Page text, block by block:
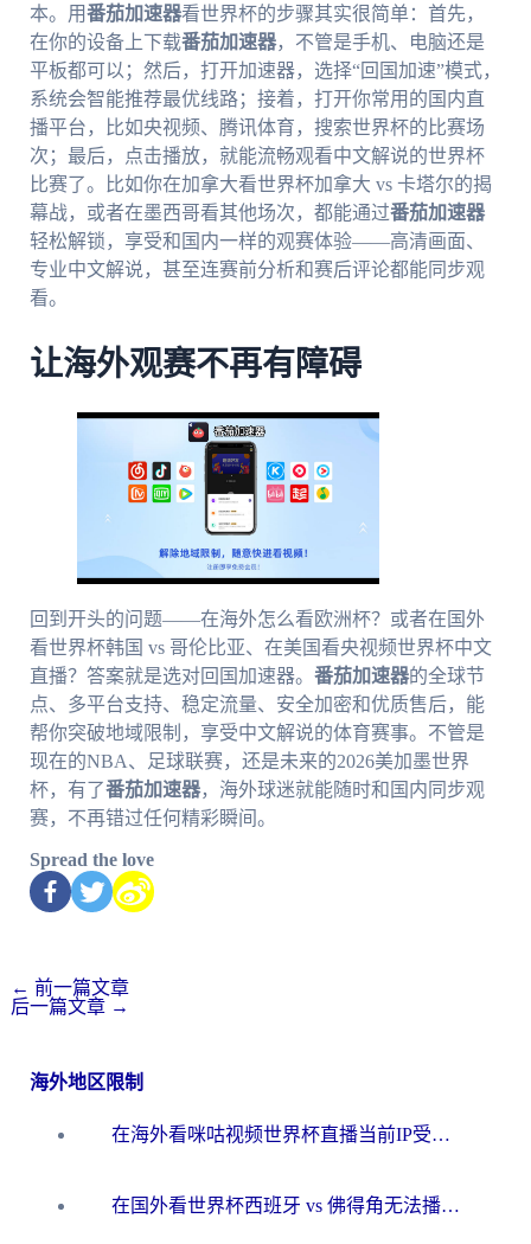
本。用番茄加速器看世界杯的步骤其实很简单：首先，
在你的设备上下载番茄加速器，不管是手机、电脑还是
平板都可以；然后，打开加速器，选择“回国加速”模式，
系统会智能推荐最优线路；接着，打开你常用的国内直
播平台，比如央视频、腾讯体育，搜索世界杯的比赛场
次；最后，点击播放，就能流畅观看中文解说的世界杯
比赛了。比如你在加拿大看世界杯加拿大 vs 卡塔尔的揭
幕战，或者在墨西哥看其他场次，都能通过番茄加速器
轻松解锁，享受和国内一样的观赛体验——高清画面、
专业中文解说，甚至连赛前分析和赛后评论都能同步观
看。
让海外观赛不再有障碍
回到开头的问题——在海外怎么看欧洲杯？或者在国外
看世界杯韩国 vs 哥伦比亚、在美国看央视频世界杯中文
直播？答案就是选对回国加速器。 番茄加速器的全球节
点、多平台支持、稳定流量、安全加密和优质售后，能
帮你突破地域限制，享受中文解说的体育赛事。不管是
现在的NBA、足球联赛，还是未来的2026美加墨世界
杯，有了番茄加速器，海外球迷就能随时和国内同步观
赛，不再错过任何精彩瞬间。
Spread the love
← 前一篇文章
后一篇文章 →
海外地区限制
在海外看咪咕视频世界杯直播当前IP受限制？这篇指南帮你搞定所有体育赛事观看难题
在国外看世界杯西班牙 vs 佛得角无法播放？这篇指南帮你解锁所有中文体育直播